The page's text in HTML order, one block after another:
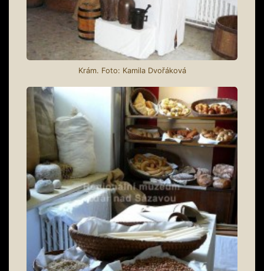
Krám. Foto: Kamila Dvořáková